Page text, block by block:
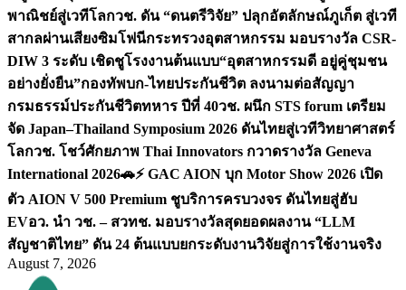
พาณิชย์สู่เวทีโลกวช. ดัน “ดนตรีวิจัย” ปลุกอัตลักษณ์ภูเก็ต สู่เวที
สากลผ่านเสียงซิมโฟนีกระทรวงอุตสาหกรรม มอบรางวัล CSR-
DIW 3 ระดับ เชิดชูโรงงานต้นแบบ“อุตสาหกรรมดี อยู่คู่ชุมชน
อย่างยั่งยืน”กองทัพบก-ไทยประกันชีวิต ลงนามต่อสัญญา
กรมธรรม์ประกันชีวิตทหาร ปีที่ 40วช. ผนึก STS forum เตรียม
จัด Japan–Thailand Symposium 2026 ดันไทยสู่เวทีวิทยาศาสตร์
โลกวช. โชว์ศักยภาพ Thai Innovators กวาดรางวัล Geneva
International 2026🚗⚡️ GAC AION บุก Motor Show 2026 เปิด
ตัว AION V 500 Premium ชูบริการครบวงจร ดันไทยสู่ฮับ
EVอว. นำ วช. – สวทช. มอบรางวัลสุดยอดผลงาน “LLM
สัญชาติไทย” ดัน 24 ต้นแบบยกระดับงานวิจัยสู่การใช้งานจริง
August 7, 2026